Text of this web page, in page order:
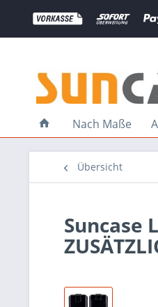
Nach Maße
Übersicht
Suncase